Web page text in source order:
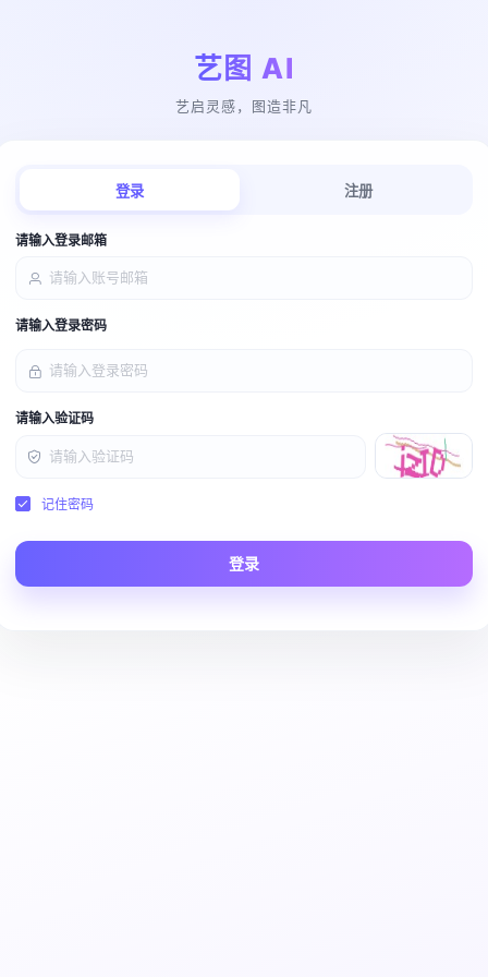
艺图 AI
艺启灵感，图造非凡
登录 注册
请输入登录邮箱
请输入登录密码
请输入验证码
记住密码
登录